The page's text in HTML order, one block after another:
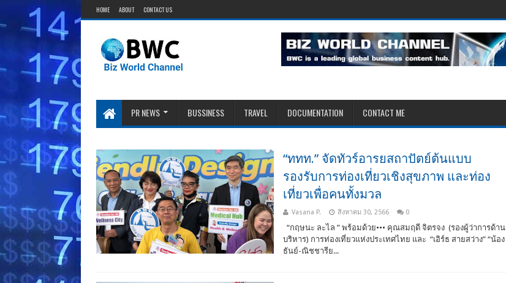
HOME ABOUT CONTACT US
PR NEWS BUSSINESS TRAVEL DOCUMENTATION CONTACT ME
“ททท.” จัดทัวร์อารยสถาปัตย์ต้นแบบ
รองรับการท่องเที่ยวเชิงสุขภาพ และท่อง
เที่ยวเพื่อคนทั้งมวล
Vasana P. สิงหาคม 30, 2566 0
“กฤษนะ ละไล ” พร้อมด้วย••• คุณสมฤดี จิตรจง (รองผู้ว่าการด้าน
บริหาร) การท่องเที่ยวแห่งประเทศไทย และ “เอิร์ธ สายสว่าง” “น้อง
ธันย์-ณิชชารีย...